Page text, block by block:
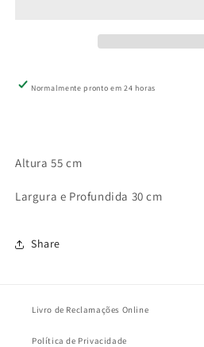
Normalmente pronto em 24 horas
Altura 55 cm
Largura e Profundida 30 cm
Share
Livro de Reclamações Online
Política de Privacidade